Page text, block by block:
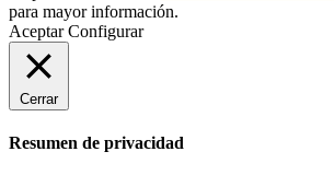
para mayor información.
Aceptar Configurar
Cerrar
Resumen de privacidad